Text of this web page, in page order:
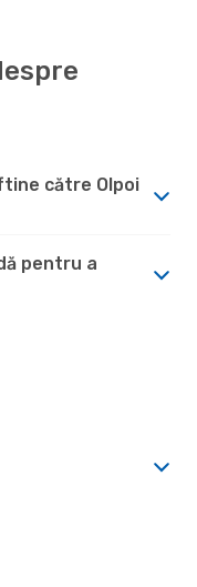
către Olpoi
pentru a